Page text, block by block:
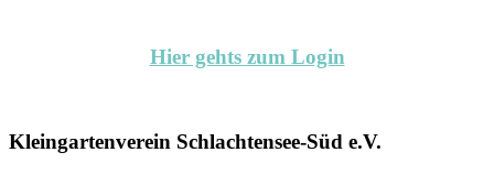
Hier gehts zum Login
Kleingartenverein Schlachtensee-Süd e.V.